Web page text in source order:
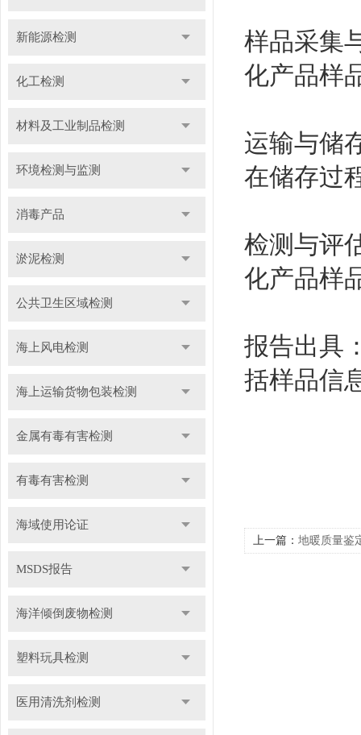
新能源检测
化工检测
材料及工业制品检测
环境检测与监测
消毒产品
淤泥检测
公共卫生区域检测
海上风电检测
海上运输货物包装检测
金属有毒有害检测
有毒有害检测
海域使用论证
MSDS报告
海洋倾倒废物检测
塑料玩具检测
医用清洗剂检测
样品采集
化产品样
运输与储
在储存过
检测与评
化产品样
报告出具
括样品信
上一篇： 地暖质量鉴